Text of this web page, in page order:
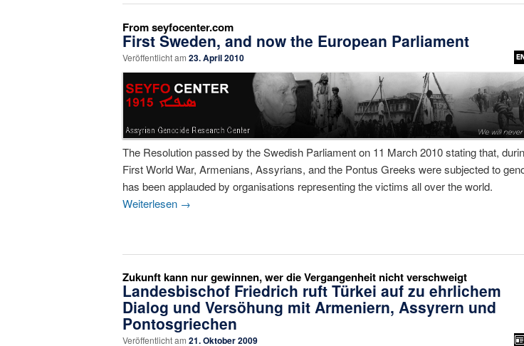
From seyfocenter.com
First Sweden, and now the European Parliament
Veröffentlicht am 23. April 2010
The Resolution passed by the Swedish Parliament on 11 March 2010 stating that,
First World War, Armenians, Assyrians, and the Pontus Greeks were subjected to
has been applauded by organisations representing the victims all over the world.
Weiterlesen →
Zukunft kann nur gewinnen, wer die Vergangenheit nicht verschweigt
Landesbischof Friedrich ruft Türkei auf zu ehrlichem
Dialog und Versöhung mit Armeniern, Assyrern und
Pontosgriechen
Veröffentlicht am 21. Oktober 2009